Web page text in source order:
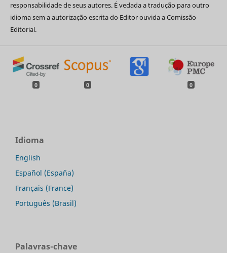
responsabilidade de seus autores. É vedada a tradução para outro
idioma sem a autorização escrita do Editor ouvida a Comissão
Editorial.
0 0 0
Idioma
English
Español (España)
Français (France)
Português (Brasil)
Palavras-chave